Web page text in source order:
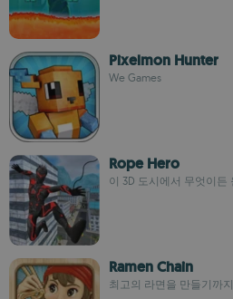
Pixelmon Hunter
We Games
Rope Hero
이 3D 도시에서 무엇이든
Ramen Chain
최고의 라면을 만들기까